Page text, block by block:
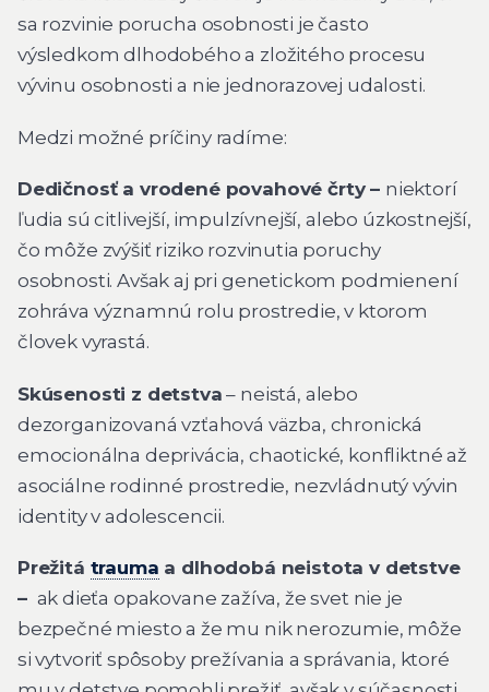
sa rozvinie porucha osobnosti je často
výsledkom dlhodobého a zložitého procesu
vývinu osobnosti a nie jednorazovej udalosti.
Medzi možné príčiny radíme:
Dedičnosť a vrodené povahové črty – niektorí
ľudia sú citlivejší, impulzívnejší, alebo úzkostnejší,
čo môže zvýšiť riziko rozvinutia poruchy
osobnosti. Avšak aj pri genetickom podmienení
zohráva významnú rolu prostredie, v ktorom
človek vyrastá.
Skúsenosti z detstva – neistá, alebo
dezorganizovaná vzťahová väzba, chronická
emocionálna deprivácia, chaotické, konfliktné až
asociálne rodinné prostredie, nezvládnutý vývin
identity v adolescencii.
Prežitá trauma a dlhodobá neistota v detstve
– ak dieťa opakovane zažíva, že svet nie je
bezpečné miesto a že mu nik nerozumie, môže
si vytvoriť spôsoby prežívania a správania, ktoré